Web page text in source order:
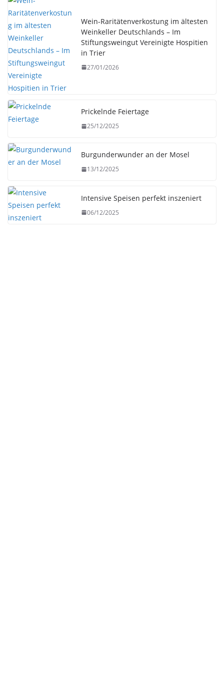
Wein-Raritätenverkostung im ältesten
Weinkeller Deutschlands – Im
Stiftungsweingut Vereinigte Hospitien
in Trier
27/01/2026
Prickelnde Feiertage
25/12/2025
Burgunderwunder an der Mosel
13/12/2025
Intensive Speisen perfekt inszeniert
06/12/2025